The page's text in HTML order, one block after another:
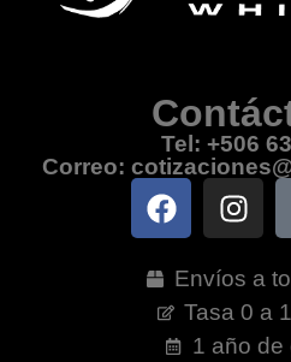
Tel: +506
Correo:
Envíos a
Tasa 0 a
1 año de